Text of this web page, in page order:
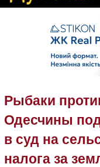
Рыбаки
Одесчины
в суд на
налога за